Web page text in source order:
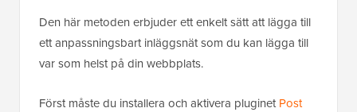
Den här metoden erbjuder ett enkelt sätt att lägga till
ett anpassningsbart inläggsnät som du kan lägga till
var som helst på din webbplats.
Först måste du installera och aktivera pluginetPost